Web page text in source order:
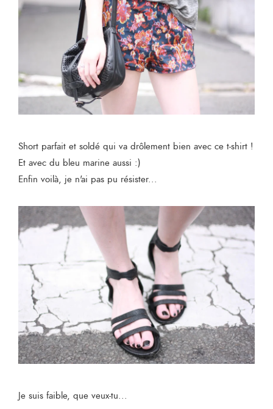
Short parfait et soldé qui va drôlement bien avec ce t-shirt !
Et avec du bleu marine aussi :)
Enfin voilà, je n'ai pas pu résister...
Je suis faible, que veux-tu...